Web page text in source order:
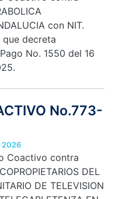
con NIT.
decreta
No. 1550 del 16
No.773-
2026
Coactivo contra
DEL
DE TELEVISION